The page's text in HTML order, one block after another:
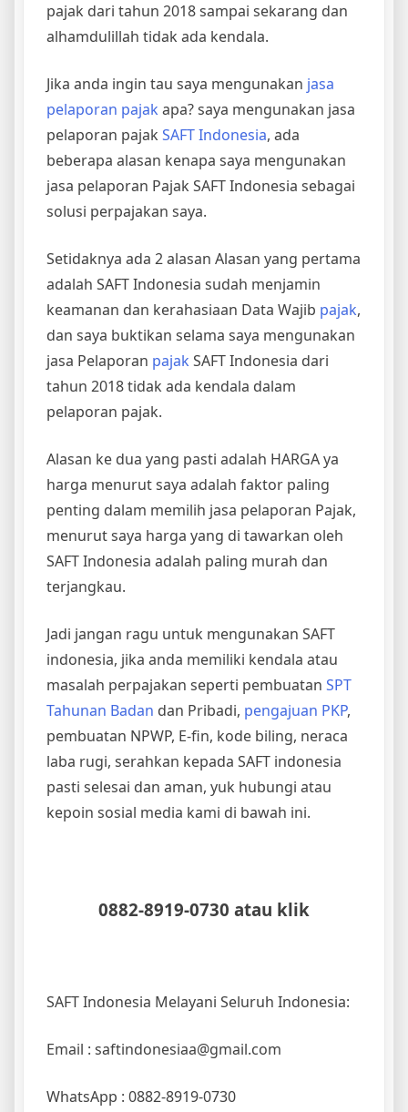
pajak dari tahun 2018 sampai sekarang dan
alhamdulillah tidak ada kendala.
Jika anda ingin tau saya mengunakan jasa
pelaporan pajak apa? saya mengunakan jasa
pelaporan pajak SAFT Indonesia, ada
beberapa alasan kenapa saya mengunakan
jasa pelaporan Pajak SAFT Indonesia sebagai
solusi perpajakan saya.
Setidaknya ada 2 alasan Alasan yang pertama
adalah SAFT Indonesia sudah menjamin
keamanan dan kerahasiaan Data Wajib pajak,
dan saya buktikan selama saya mengunakan
jasa Pelaporan pajak SAFT Indonesia dari
tahun 2018 tidak ada kendala dalam
pelaporan pajak.
Alasan ke dua yang pasti adalah HARGA ya
harga menurut saya adalah faktor paling
penting dalam memilih jasa pelaporan Pajak,
menurut saya harga yang di tawarkan oleh
SAFT Indonesia adalah paling murah dan
terjangkau.
Jadi jangan ragu untuk mengunakan SAFT
indonesia, jika anda memiliki kendala atau
masalah perpajakan seperti pembuatan SPT
Tahunan Badan dan Pribadi, pengajuan PKP,
pembuatan NPWP, E-fin, kode biling, neraca
laba rugi, serahkan kepada SAFT indonesia
pasti selesai dan aman, yuk hubungi atau
kepoin sosial media kami di bawah ini.
0882-8919-0730 atau klik
SAFT Indonesia Melayani Seluruh Indonesia:
Email : saftindonesiaa@gmail.com
WhatsApp : 0882-8919-0730